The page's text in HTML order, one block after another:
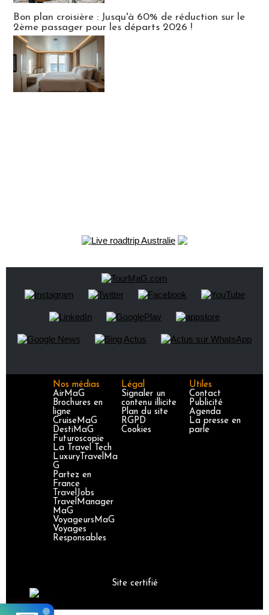
Bon plan croisière : Jusqu'à 60% de réduction sur le
2ème passager pour les départs 2026 !
Nos médias
AirMaG
Brochures en
ligne
CruiseMaG
DestiMaG
Futuroscopie
La Travel Tech
LuxuryTravelMa
G
Partez en
France
TravelJobs
TravelManager
MaG
VoyageursMaG
Voyages
Responsables
Légal
Signaler un
contenu illicite
Plan du site
RGPD
Cookies
Utiles
Contact
Publicité
Agenda
La presse en
parle
Site certifié